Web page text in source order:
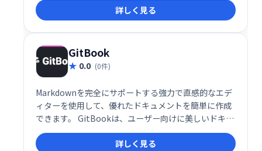
た、ナレッジベースプラットフォームとしても機能し
ます。また、簡単なバージョン管理と変更ログも含ま
れています。
詳しく見る
GitBook
0.0 (0件)
Markdownを完全にサポートする強力で直感的なエデ
ィターを使用して、優れたドキュメントを簡単に作成
できます。 GitBookは、ユーザー向けに美しいドキュ
メントを公開し、チームの知識を一元化して高度なコ
ラボレーションを実現するのに役立ちます。
詳しく見る